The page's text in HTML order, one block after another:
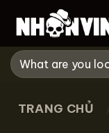
Tìm
kiếm:
TRANG CHỦ